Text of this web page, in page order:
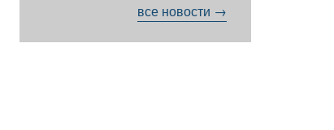
все новости →